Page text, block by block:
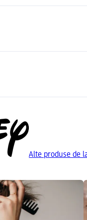
Alte produse de